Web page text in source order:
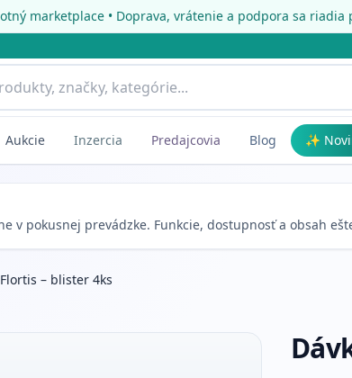
marketplace • Doprava, vrátenie a podpora sa
Aukcie Inzercia Predajcovia Blog ✨
v pokusnej prevádzke. Funkcie, dostupnosť a obsah
– blister 4ks